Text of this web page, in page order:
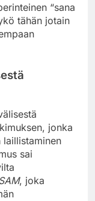
“sana
tähän jotain
jonka
sai
, joka